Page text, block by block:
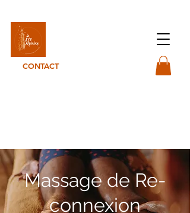
CONTACT
Massage de Re-
connexion